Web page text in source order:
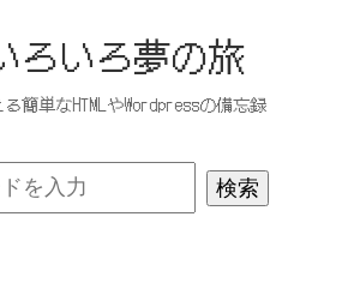
ろいろ夢の旅
簡単なHTMLやWordpressの備忘録